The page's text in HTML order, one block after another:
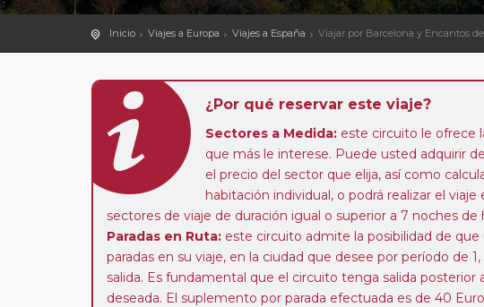
Inicio Viajes a Europa Viajes a España Viajar por Barcelona y Encantos
¿Por qué reservar este viaje?
Sectores a Medida: este circuito le ofrece
que más le interese. Puede usted adquirir
el precio del sector que elija, así como
habitación individual, o podrá realizar el
sectores de viaje de duración igual o superior a 7 noches de
Paradas en Ruta: este circuito admite la posibilidad de
paradas en su viaje, en la ciudad que desee por período de
salida. Es fundamental que el circuito tenga salida posterior
deseada. El suplemento por parada efectuada es de 40